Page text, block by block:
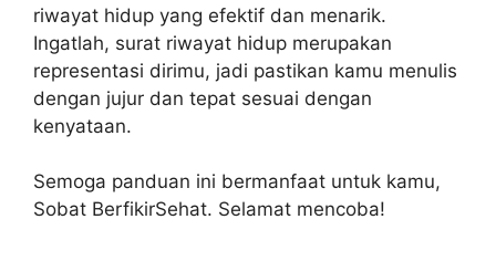
riwayat hidup yang efektif dan menarik.
Ingatlah, surat riwayat hidup merupakan
representasi dirimu, jadi pastikan kamu menulis
dengan jujur dan tepat sesuai dengan
kenyataan.
Semoga panduan ini bermanfaat untuk kamu,
Sobat BerfikirSehat. Selamat mencoba!